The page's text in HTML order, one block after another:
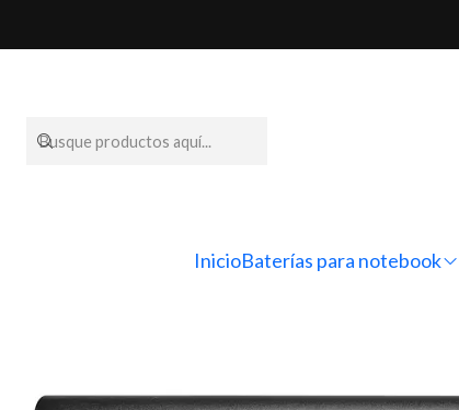
InicioBaterías para notebook